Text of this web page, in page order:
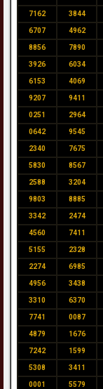
7162 3844
6707 4962
8856 7890
3926 6034
6153 4069
9207 9411
0251 2964
0642 9545
2340 7675
5830 8567
2588 3204
9803 8885
3342 2474
4560 7411
5155 2328
2274 6985
4956 3438
3310 6370
7741 0087
4879 1676
7242 1599
5308 3411
0001 5579